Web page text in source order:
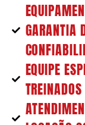
GARANTIA
EQUIPE